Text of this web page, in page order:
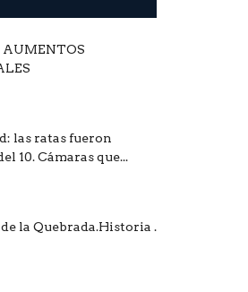
AUMENTOS
las ratas fueron
10. Cámaras que...
la Quebrada.Historia .